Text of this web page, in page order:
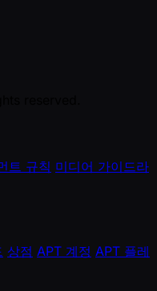
트 규칙 미디어 가이드라
상점 APT 계정 APT 플레